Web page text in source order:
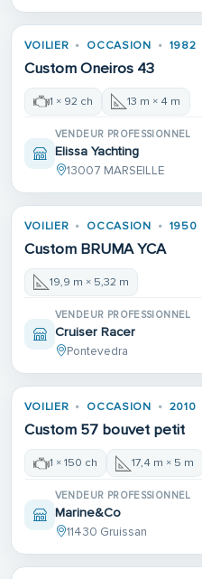
VOILIER OCCASION 1982
Custom Oneiros 43
1 × 92 ch 13 m × 4 m
VENDEUR PROFESSIONNEL
Elissa Yachting
13007 MARSEILLE
VOILIER OCCASION 1950
Custom BRUMA YCA
19,9 m × 5,32 m
VENDEUR PROFESSIONNEL
Cruiser Racer
Pontevedra
VOILIER OCCASION 2010
Custom 57 bouvet petit
1 × 150 ch 17,4 m × 5 m
VENDEUR PROFESSIONNEL
Marine&Co
11430 Gruissan